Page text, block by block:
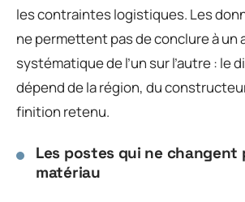
les contraintes logistiques. Les
ne permettent pas de conclure à un
systématique de l’un sur l’autre : le
dépend de la région, du
finition retenu.
Les postes qui ne changent
matériau